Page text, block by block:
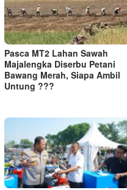
Pasca MT2 Lahan Sawah
Majalengka Diserbu Petani
Bawang Merah, Siapa Ambil
Untung ???